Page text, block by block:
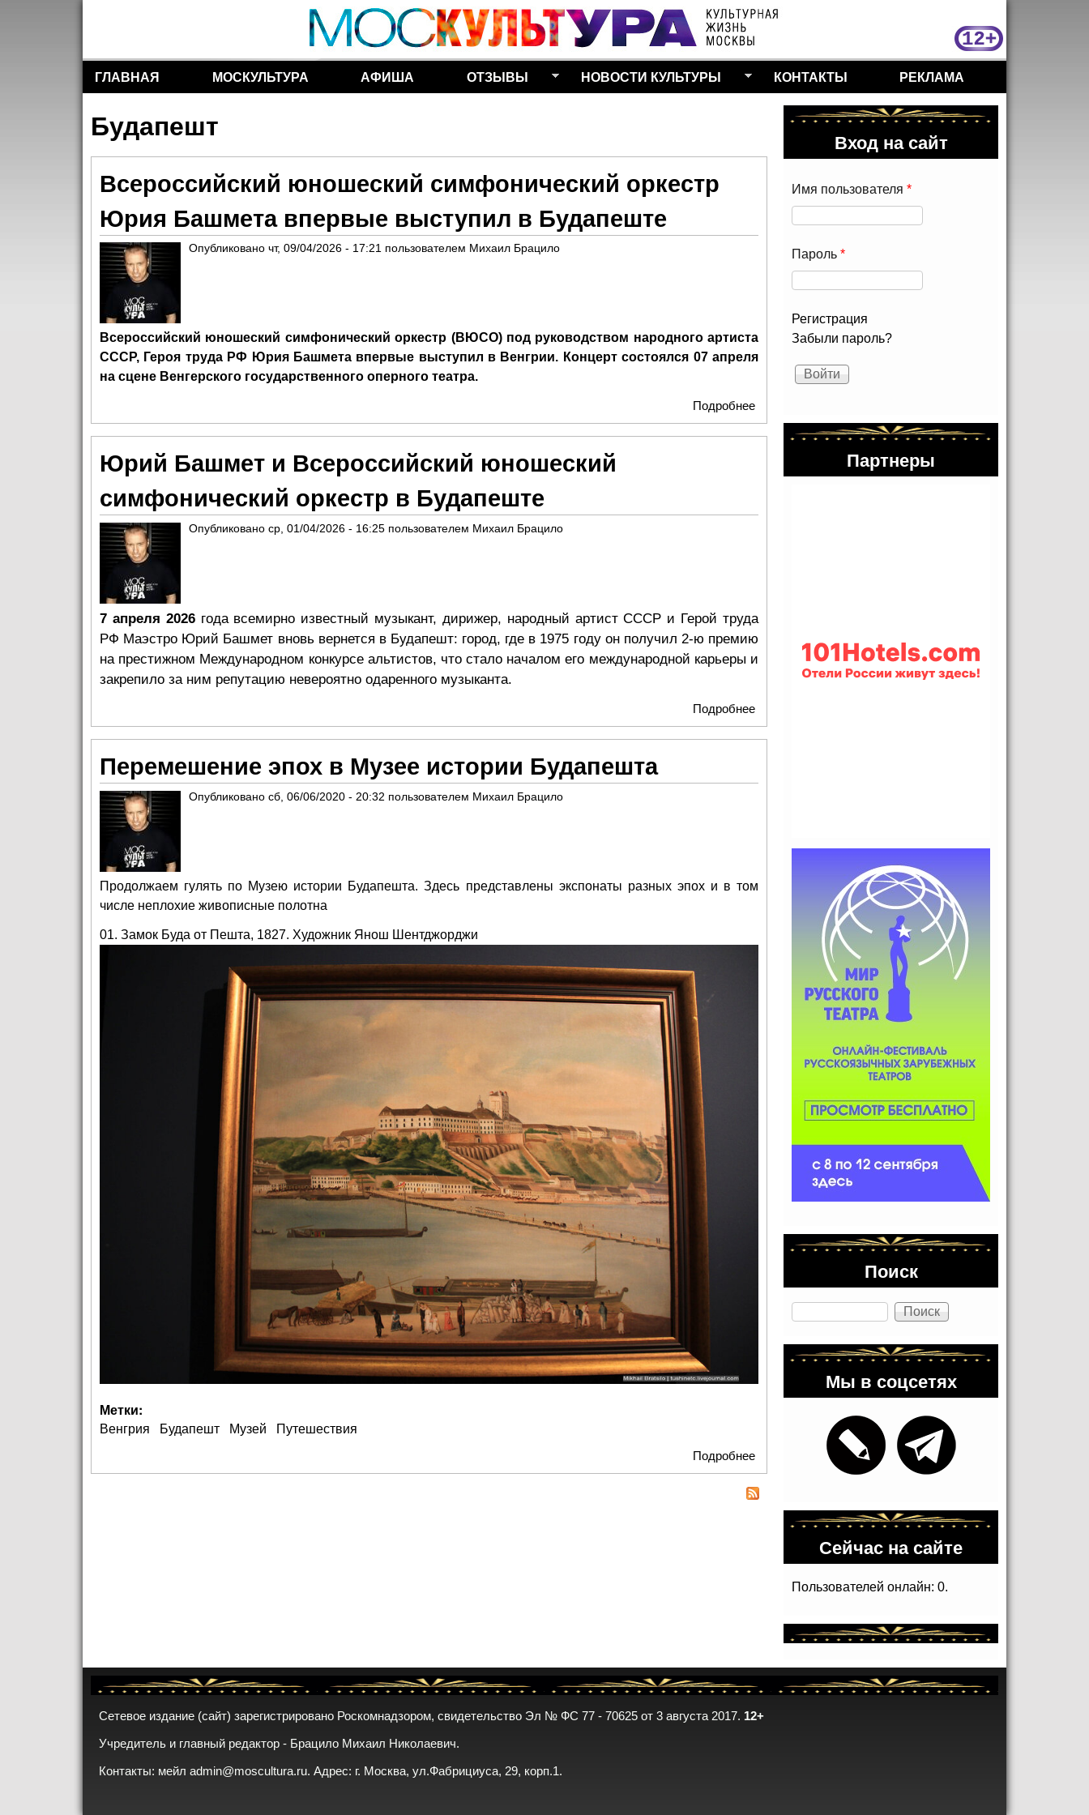
Перейти к основному
содержанию
Разделы сайта
ГЛАВНАЯ МОСКУЛЬТУРА АФИША ОТЗЫВЫ НОВОСТИ КУЛЬТУРЫ КОНТАКТЫ РЕКЛАМА
Будапешт
Всероссийский юношеский симфонический оркестр
Юрия Башмета впервые выступил в Будапеште
Опубликовано чт, 09/04/2026 - 17:21 пользователем Михаил Брацило
Всероссийский юношеский симфонический оркестр (ВЮСО) под руководством народного артиста
СССР, Героя труда РФ Юрия Башмета впервые выступил в Венгрии. Концерт состоялся 07 апреля
на сцене Венгерского государственного оперного театра.
Подробнее
Юрия Башмета впервые выступил в Будапеште
Юрий Башмет и Всероссийский юношеский
симфонический оркестр в Будапеште
Опубликовано ср, 01/04/2026 - 16:25 пользователем Михаил Брацило
7 апреля 2026года всемирно известный музыкант, дирижер, народный артист СССР и Герой труда
РФ Маэстро Юрий Башмет вновь вернется в Будапешт: город, где в 1975 году он получил 2-ю премию
на престижном Международном конкурсе альтистов, что стало началом его международной карьеры и
закрепило за ним репутацию невероятно одаренного музыканта.
Подробнее
симфонический оркестр в Будапеште
Перемешение эпох в Музее истории Будапешта
Опубликовано сб, 06/06/2020 - 20:32 пользователем Михаил Брацило
Продолжаем гулять по Музею истории Будапешта. Здесь представлены экспонаты разных эпох и в том
числе неплохие живописные полотна
01. Замок Буда от Пешта, 1827. Художник Янош Шентджорджи
Метки:
Венгрия Будапешт Музей
Путешествия
Подробнее о Перемешение эпох в Музее истории Будапешта
Вход на сайт
Имя пользователя *
Пароль *
Регистрация
Забыли пароль?
Партнеры
Поиск
Поиск
Мы в соцсетях
Сейчас на сайте
Пользователей онлайн: 0.
Сетевое издание (сайт) зарегистрировано Роскомнадзором, свидетельство Эл № ФС 77 - 70625 от 3 августа 2017. 12+
Учредитель и главный редактор - Брацило Михаил Николаевич.
Контакты: мейл admin@moscultura.ru. Адрес: г. Москва, ул.Фабрициуса, 29, корп.1.